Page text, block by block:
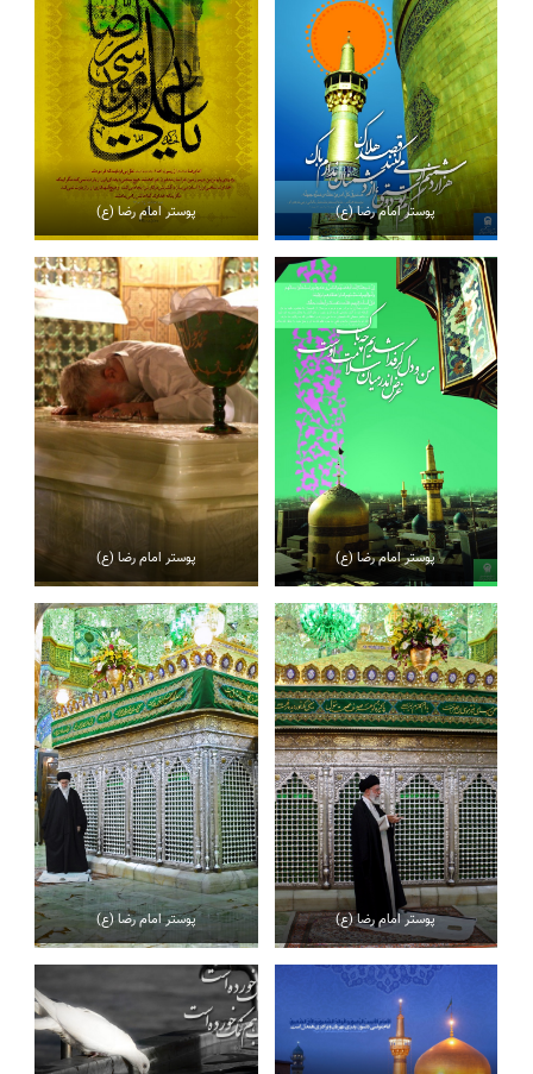
پوستر امام رضا (ع) پوستر امام رضا (ع)
پوستر امام رضا (ع) پوستر امام رضا (ع)
پوستر امام رضا (ع) پوستر امام رضا (ع)